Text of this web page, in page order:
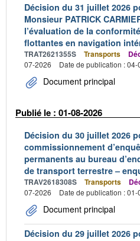
Décision du 31 juillet 2026
Monsieur PATRICK
l’évaluation de la
flottantes en navigation
TRAT2621355S Transports
07-2026
Date de publication : 04-
Document principal
Publié le : 01-08-2026
Décision du 30 juillet 2026
commissionnement
permanents au bureau
de transport terrestre –
TRAV2618308S Transports
07-2026
Date de publication : 01-
Document principal
Décision du 29 juillet 2026